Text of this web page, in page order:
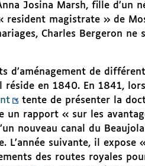
Josina Marsh, fille d’un
magistrate » de
Charles Bergeron ne
d’aménagement de
en 1840. En 1841,
tente de présenter la
un rapport « sur les
nouveau canal du
L’année suivante, il expose
des routes royales